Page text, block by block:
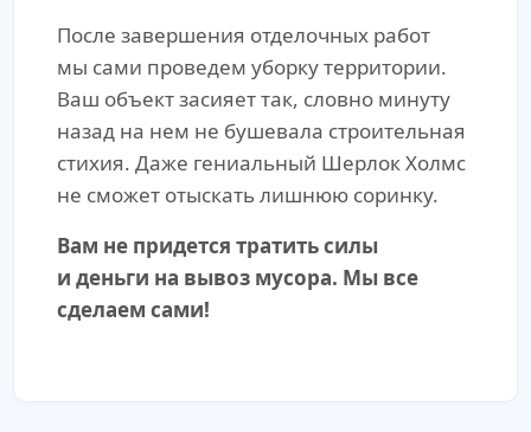
После завершения отделочных работ
мы сами проведем уборку территории.
Ваш объект засияет так, словно минуту
назад на нем не бушевала строительная
стихия. Даже гениальный Шерлок Холмс
не сможет отыскать лишнюю соринку.
Вам не придется тратить силы
и деньги на вывоз мусора. Мы все
сделаем сами!